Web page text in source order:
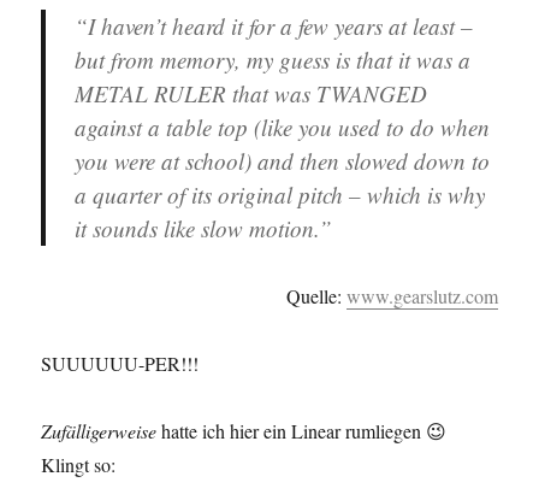
“I haven’t heard it for a few years at least –
but from memory, my guess is that it was a
METAL RULER that was TWANGED
against a table top (like you used to do when
you were at school) and then slowed down to
a quarter of its original pitch – which is why
it sounds like slow motion.”
Quelle: www.gearslutz.com
SUUUUUU-PER!!!
Zufälligerweisehatte ich hier ein Linear rumliegen 😉
Klingt so: